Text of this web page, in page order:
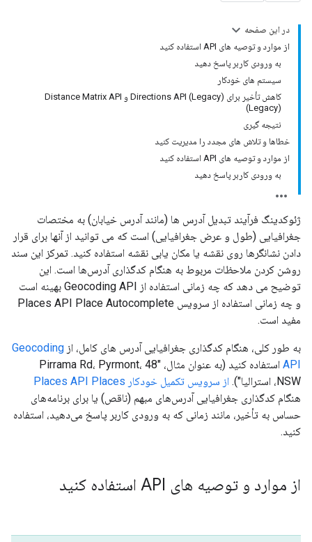
در این صفحه
از موارد و توصیه های API استفاده کنید
به ورودی کاربر پاسخ دهید
سیستم های خودکار
کاهش تأخیر برای Directions API (Legacy) و Distance Matrix API
(Legacy)
نتیجه گیری
خطاها و تلاش های مجدد را مدیریت کنید
از موارد و توصیه های API استفاده کنید
به ورودی کاربر پاسخ دهید
ژئوکدینگ فرآیند تبدیل آدرس ها (مانند آدرس خیابان) به مختصات
جغرافیایی (طول و عرض جغرافیایی) است که می توانید از آنها برای قرار
دادن نشانگرها روی نقشه یا مکان یابی نقشه استفاده کنید. تمرکز این سند
روشن کردن ملاحظات مربوط به هنگام کدگذاری آدرس‌ها است. این
توضیح می دهد که چه زمانی استفاده از Geocoding API بهینه است
و چه زمانی استفاده از سرویس Places API Place Autocomplete
مفید است.
به طور کلی، هنگام کدگذاری جغرافیایی آدرس های کامل، از Geocoding
API
استفاده کنید (به عنوان مثال، "48 Pirrama Rd، Pyrmont،
NSW، استرالیا").
از سرویس تکمیل خودکار Places API Places
هنگام کدگذاری جغرافیایی آدرس‌های مبهم (ناقص) یا برای برنامه‌های
حساس به تأخیر، مانند زمانی که به ورودی کاربر پاسخ می‌دهید، استفاده
کنید.
از موارد و توصیه های API استفاده کنید